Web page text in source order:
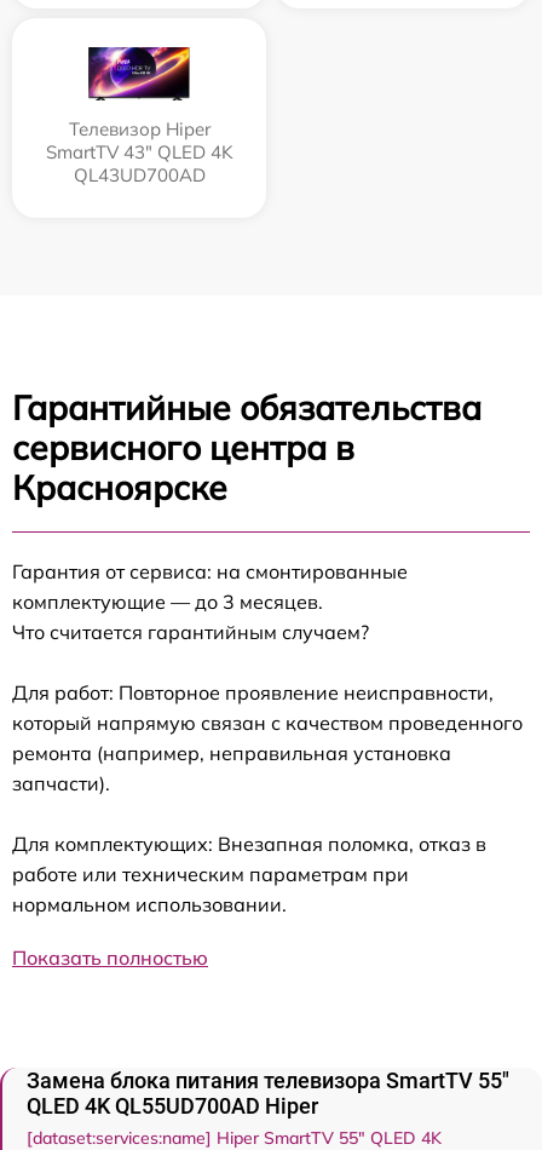
Телевизор Hiper
SmartTV 43" QLED 4K
QL43UD700AD
Гарантийные обязательства
сервисного центра в
Красноярске
Гарантия от сервиса: на смонтированные
комплектующие — до 3 месяцев.
Что считается гарантийным случаем?
Для работ: Повторное проявление неисправности,
который напрямую связан с качеством проведенного
ремонта (например, неправильная установка
запчасти).
Для комплектующих: Внезапная поломка, отказ в
работе или техническим параметрам при
нормальном использовании.
Показать полностью
Замена блока питания телевизора SmartTV 55"
QLED 4K QL55UD700AD Hiper
[dataset:services:name] Hiper SmartTV 55" QLED 4K